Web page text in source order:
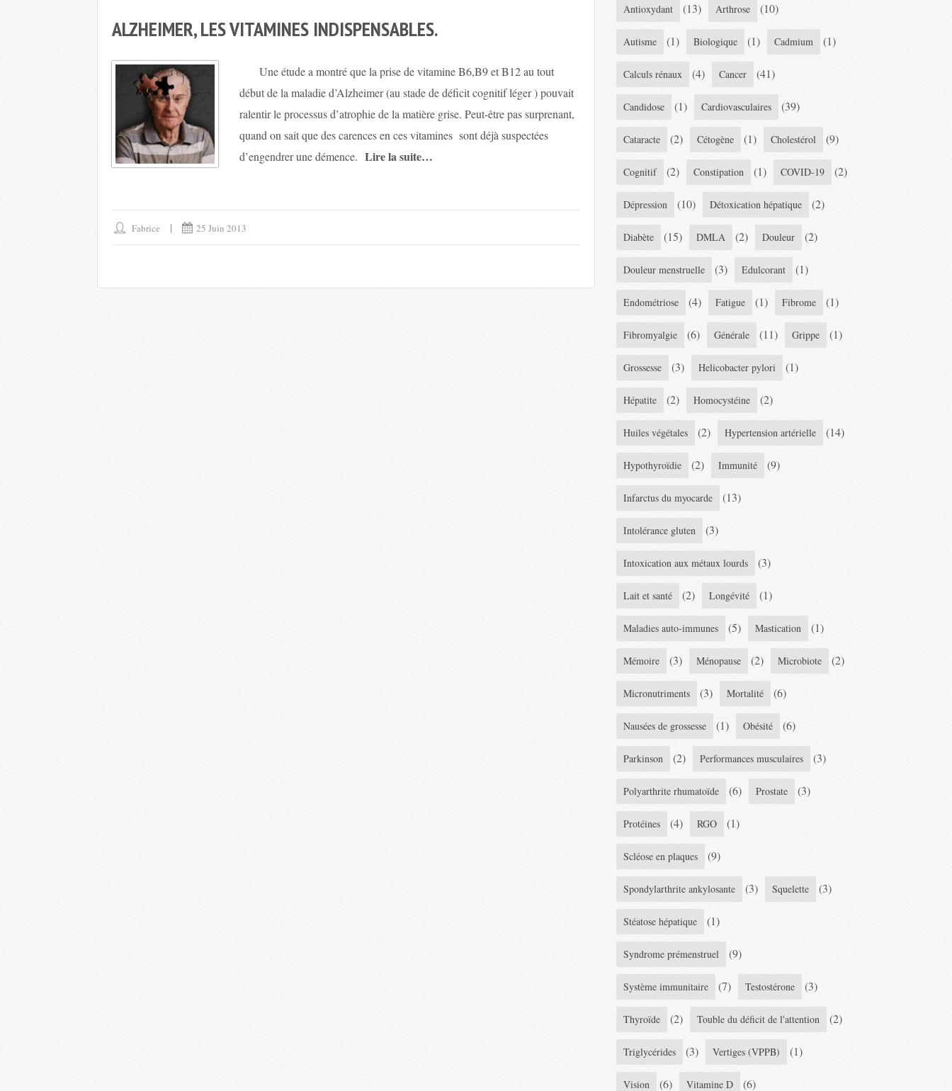
ALZHEIMER, LES VITAMINES INDISPENSABLES.
Une étude a montré que la prise de vitamine B6,B9 et B12 au tout
début de la maladie d’Alzheimer (au stade de déficit cognitif léger ) pouvait
ralentir le processus d’atrophie de la matière grise. Peut-être pas surprenant,
quand on sait que des carences en ces vitamines sont déjà suspectées
d’engendrer une démence. Lire la suite…
Fabrice 25 Juin 2013
Antioxydant (13) Arthrose (10)
Autisme (1) Biologique (1) Cadmium (1)
Calculs rénaux (4) Cancer (41)
Candidose (1) Cardiovasculaires (39)
Cataracte (2) Cétogène (1) Cholestérol (9)
Cognitif (2) Constipation (1) COVID-19 (2)
Dépression (10) Détoxication hépatique (2)
Diabète (15) DMLA (2) Douleur (2)
Douleur menstruelle (3) Edulcorant (1)
Endométriose (4) Fatigue (1) Fibrome (1)
Fibromyalgie (6) Générale (11) Grippe (1)
Grossesse (3) Helicobacter pylori (1)
Hépatite (2) Homocystéine (2)
Huiles végétales (2) Hypertension artérielle (14)
Hypothyroïdie (2) Immunité (9)
Infarctus du myocarde (13)
Intolérance gluten (3)
Intoxication aux métaux lourds (3)
Lait et santé (2) Longévité (1)
Maladies auto-immunes (5) Mastication (1)
Mémoire (3) Ménopause (2) Microbiote (2)
Micronutriments (3) Mortalité (6)
Nausées de grossesse (1) Obésité (6)
Parkinson (2) Performances musculaires (3)
Polyarthrite rhumatoïde (6) Prostate (3)
Protéines (4) RGO (1)
Scléose en plaques (9)
Spondylarthrite ankylosante (3) Squelette (3)
Stéatose hépatique (1)
Syndrome prémenstruel (9)
Système immunitaire (7) Testostérone (3)
Thyroïde (2) Touble du déficit de l'attention (2)
Triglycérides (3) Vertiges (VPPB) (1)
Vision (6) Vitamine D (6)